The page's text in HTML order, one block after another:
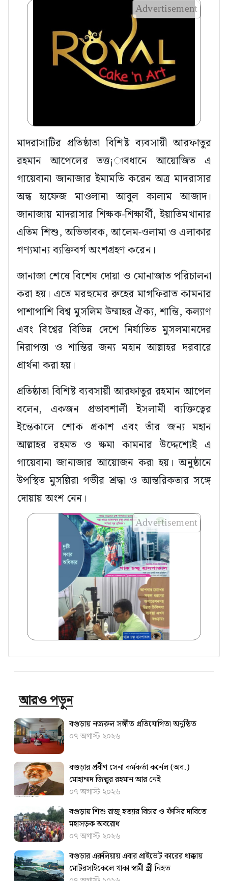
Advertisement
মাদরাসাটির প্রতিষ্ঠাতা বিশিষ্ট ব্যবসায়ী আরফাতুর
রহমান আপেলের তত্ত¡াবধানে আয়োজিত এ
গায়েবানা জানাজার ইমামতি করেন অত্র মাদরাসার
অন্ধ হাফেজ মাওলানা আবুল কালাম আজাদ।
জানাজায় মাদরাসার শিক্ষক-শিক্ষার্থী, ইয়াতিমখানার
এতিম শিশু, অভিভাবক, আলেম-ওলামা ও এলাকার
গণ্যমান্য ব্যক্তিবর্গ অংশগ্রহণ করেন।
জানাজা শেষে বিশেষ দোয়া ও মোনাজাত পরিচালনা
করা হয়। এতে মরহুমের রুহের মাগফিরাত কামনার
পাশাপাশি বিশ্ব মুসলিম উম্মাহর ঐক্য, শান্তি, কল্যাণ
এবং বিশ্বের বিভিন্ন দেশে নির্যাতিত মুসলমানদের
নিরাপত্তা ও শান্তির জন্য মহান আল্লাহর দরবারে
প্রার্থনা করা হয়।
প্রতিষ্ঠাতা বিশিষ্ট ব্যবসায়ী আরফাতুর রহমান আপেল
বলেন, একজন প্রভাবশালী ইসলামী ব্যক্তিত্বের
ইন্তেকালে শোক প্রকাশ এবং তাঁর জন্য মহান
আল্লাহর রহমত ও ক্ষমা কামনার উদ্দেশ্যেই এ
গায়েবানা জানাজার আয়োজন করা হয়। অনুষ্ঠানে
উপস্থিত মুসল্লিরা গভীর শ্রদ্ধা ও আন্তরিকতার সঙ্গে
দোয়ায় অংশ নেন।
Advertisement
আরও পড়ুন
বগুড়ায় নজরুল সঙ্গীত প্রতিযোগিতা অনুষ্ঠিত
০৭ অগাস্ট ২০২৬
বগুড়ার প্রবীণ সেনা কর্মকর্তা কর্নেল (অব.)
মোহাম্মদ জিল্লুর রহমান আর নেই
০৭ অগাস্ট ২০২৬
বগুড়ায় শিশু রাজু হত্যার বিচার ও ফাঁসির দাবিতে
মহাসড়ক অবরোধ
০৭ অগাস্ট ২০২৬
বগুড়ার এরুলিয়ায় এবার প্রাইভেট কারের ধাক্কায়
মোটরসাইকেলে থাকা স্বামী স্ত্রী নিহত